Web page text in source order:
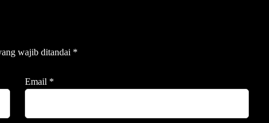
wajib ditandai *
Email *